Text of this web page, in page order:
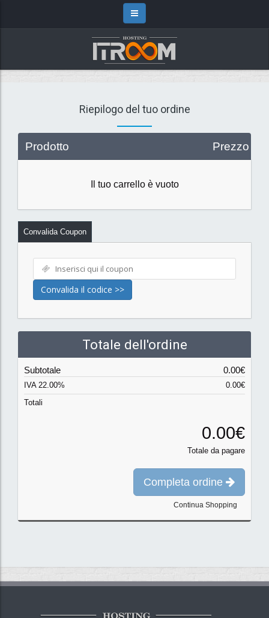
Riepilogo del tuo ordine
Prodotto Prezzo
Il tuo carrello è vuoto
Convalida Coupon
Convalida il codice >>
Totale dell'ordine
Subtotale 0.00€
IVA 22.00%
0.00€
Totali
0.00€
Totale da pagare
Completa ordine
Continua Shopping